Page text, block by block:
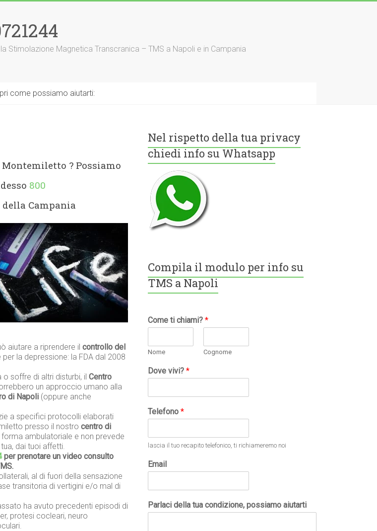
Magnetica Transcranica – TMS a Napoli e in Campania
come possiamo aiutarti:
Montemiletto ? Possiamo
800
Campania
aiutare a riprendere il controllo del
la depressione: la FDA dal 2008
o soffre di altri disturbi, il Centro
un approccio umano alla
di Napoli (oppure anche
a specifici protocolli elaborati
presso il nostro centro di
ambulatoriale e non prevede
dai tuoi affetti.
per prenotare un video consulto
al di fuori della sensazione
transitoria di vertigini e/o mal di
ha avuto precedenti episodi di
protesi cocleari, neuro
Nel rispetto della tua privacy
chiedi info su Whatsapp
Compila il modulo per info su
TMS a Napoli
Come ti chiami?*
Nome Cognome
Dove vivi?*
Telefono*
lascia il tuo recapito telefonico, ti richiameremo noi
Email
Parlaci della tua condizione, possiamo aiutarti